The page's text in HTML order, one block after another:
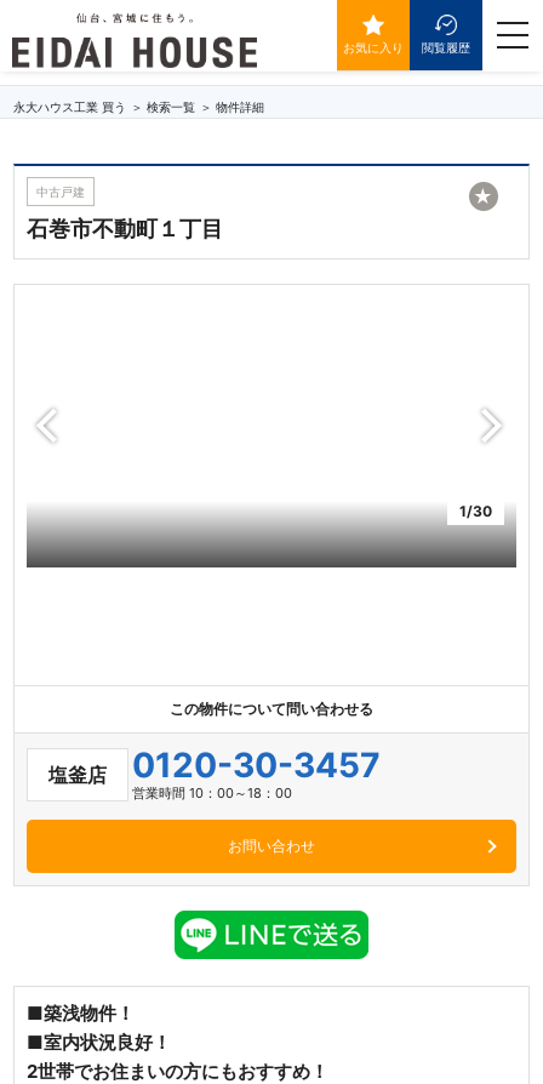
お気に入り 閲覧履歴
永大ハウス工業 買う 検索一覧 物件詳細
中古戸建
石巻市不動町１丁目
★
1/30
この物件について問い合わせる
塩釜店 0120-30-3457
営業時間 10：00～18：00
お問い合わせ
■築浅物件！
■室内状況良好！
2世帯でお住まいの方にもおすすめ！